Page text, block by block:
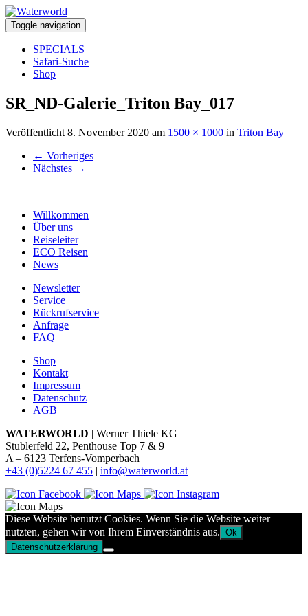
Toggle navigation
SPECIALS
Safari-Suche
Shop
SR_ND-Galerie_Triton Bay_017
Veröffentlicht 8. November 2020 am 1500 × 1000 in Triton Bay
← Vorheriges
Nächstes →
Willkommen
Über uns
Reiseleiter
ECO Reisen
News
Newsletter
Service
Rückrufservice
Anfrage
FAQ
Shop
Kontakt
Impressum
Datenschutz
AGB
WATERWORLD | Werner Thiele KG
Stublerfeld 22, Penthouse Top 7 & 9
A – 6123 Terfens-Vomperbach
+43 (0)5224 67 455 | info@waterworld.at
Diese Website benutzt Cookies. Wenn Sie die Website weiter
nutzten, gehen wir von Ihrem Einverständnis aus. Ok
Datenschutzerklärung